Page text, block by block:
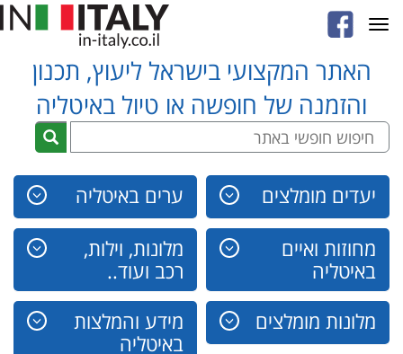
האתר המקצועי בישראל ליעוץ, תכנון
והזמנה של חופשה או טיול באיטליה
יעדים מומלצים ערים באיטליה
מחוזות ואיים
באיטליה
מלונות, וילות,
רכב ועוד..
מלונות מומלצים
מידע והמלצות
באיטליה
Toggle
navigation